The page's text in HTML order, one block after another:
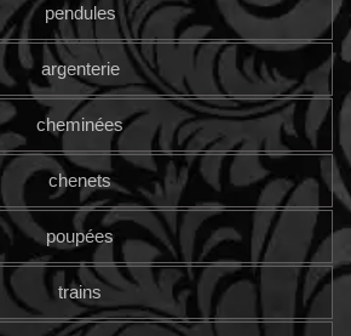
pendules
argenterie
cheminées
chenets
poupées
trains